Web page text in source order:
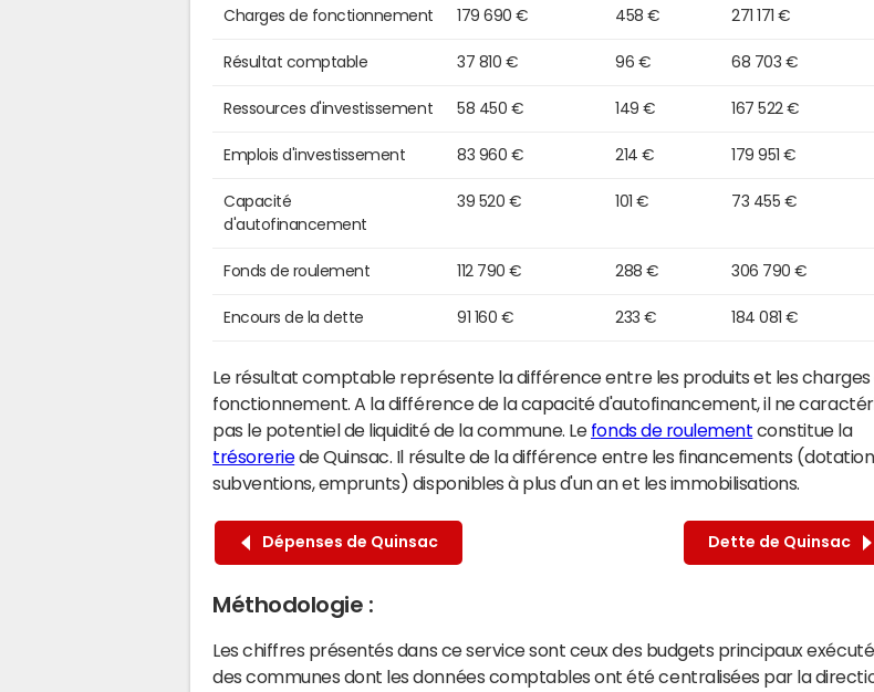
Charges de fonctionnement 179 690 € 458 € 271 171 €
Résultat comptable 37 810 € 96 € 68 703 €
Ressources d'investissement 58 450 € 149 € 167 522 €
Emplois d'investissement 83 960 € 214 € 179 951 €
Capacité
d'autofinancement
39 520 € 101 € 73 455 €
Fonds de roulement 112 790 € 288 € 306 790 €
Encours de la dette 91 160 € 233 € 184 081 €
Le résultat comptable représente la différence entre les produits et les charges
fonctionnement. A la différence de la capacité d'autofinancement, il ne
pas le potentiel de liquidité de la commune. Le fonds de roulement constitue la
trésoreriede Quinsac. Il résulte de la différence entre les financements
subventions, emprunts) disponibles à plus d'un an et les immobilisations.
Dépenses de Quinsac Dette de Quinsac
Méthodologie :
Les chiffres présentés dans ce service sont ceux des budgets principaux
des communes dont les données comptables ont été centralisées par la